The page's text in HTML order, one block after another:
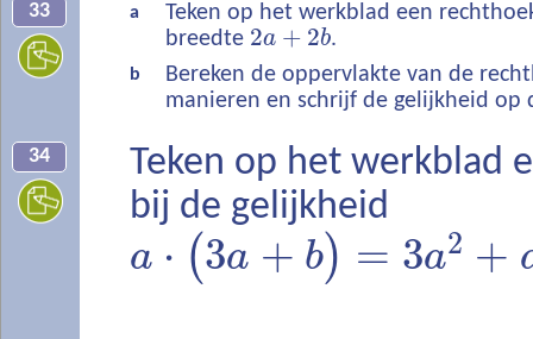
33 a
Teken op het werkblad een
breedte 2a + 2b.
b
Bereken de oppervlakte van de
manieren en schrijf de gelijkheid op
34
Teken op het werkblad
bij de gelijkheid
a ⋅ (3a + b) = 3a2 +